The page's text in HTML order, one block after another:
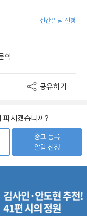
신간알림 신청
학
공유하기
시겠습니까?
중고 등록
알림 신청